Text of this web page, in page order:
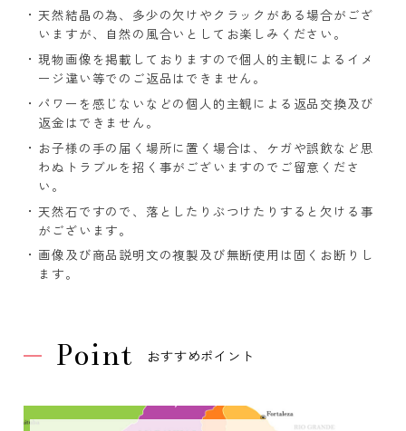
天然結晶の為、多少の欠けやクラックがある場合がござ
いますが、自然の風合いとしてお楽しみください。
現物画像を掲載しておりますので個人的主観によるイメ
ージ違い等でのご返品はできません。
パワーを感じないなどの個人的主観による返品交換及び
返金はできません。
お子様の手の届く場所に置く場合は、ケガや誤飲など思
わぬトラブルを招く事がございますのでご留意くださ
い。
天然石ですので、落としたりぶつけたりすると欠ける事
がございます。
画像及び商品説明文の複製及び無断使用は固くお断りし
ます。
Point おすすめポイント